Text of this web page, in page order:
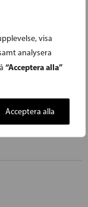
visa
analysera
“Acceptera alla”
Acceptera alla
för Borgå
säger